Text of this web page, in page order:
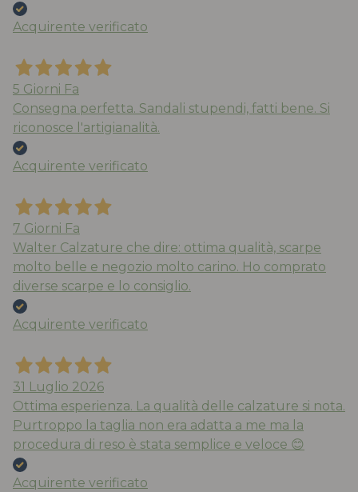
Acquirente verificato
5 Giorni Fa
Consegna perfetta. Sandali stupendi, fatti bene. Si
riconosce l'artigianalità.
Acquirente verificato
7 Giorni Fa
Walter Calzature che dire: ottima qualità, scarpe
molto belle e negozio molto carino. Ho comprato
diverse scarpe e lo consiglio.
Acquirente verificato
31 Luglio 2026
Ottima esperienza. La qualità delle calzature si nota.
Purtroppo la taglia non era adatta a me ma la
procedura di reso è stata semplice e veloce 😊
Acquirente verificato